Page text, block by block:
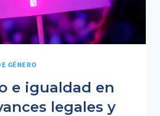
GÉNERO
e igualdad en
legales y